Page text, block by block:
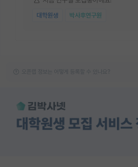
대학원생 박사후연구원
오픈랩 정보는 어떻게 등록할 수 있나요?